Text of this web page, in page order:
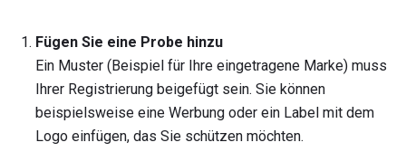
Fügen Sie eine Probe hinzu
Ein Muster (Beispiel für Ihre eingetragene Marke) muss
Ihrer Registrierung beigefügt sein. Sie können
beispielsweise eine Werbung oder ein Label mit dem
Logo einfügen, das Sie schützen möchten.